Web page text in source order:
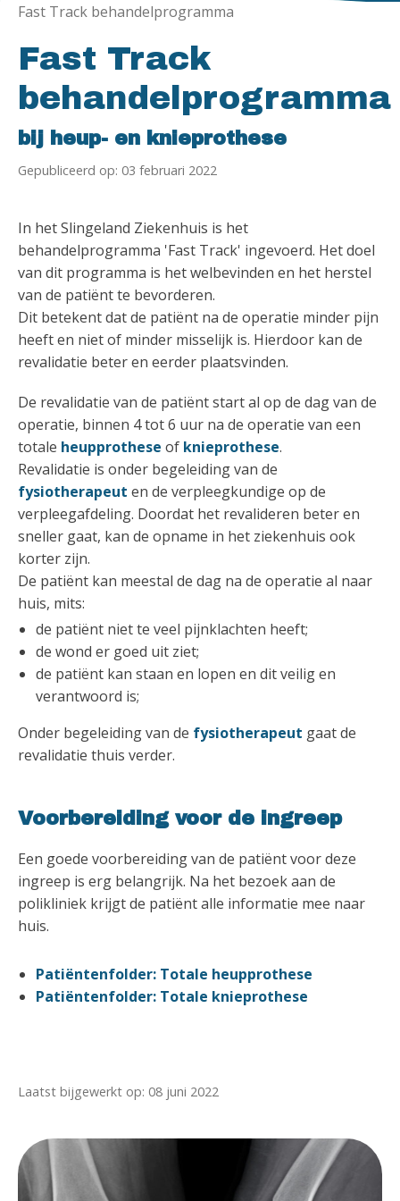
Fast Track behandelprogramma
Fast Track
behandelprogramma
bij heup- en knieprothese
Gepubliceerd op: 03 februari 2022
In het Slingeland Ziekenhuis is het
behandelprogramma 'Fast Track' ingevoerd. Het doel
van dit programma is het welbevinden en het herstel
van de patiënt te bevorderen.
Dit betekent dat de patiënt na de operatie minder pijn
heeft en niet of minder misselijk is. Hierdoor kan de
revalidatie beter en eerder plaatsvinden.
De revalidatie van de patiënt start al op de dag van de
operatie, binnen 4 tot 6 uur na de operatie van een
totale heupprothese of knieprothese.
Revalidatie is onder begeleiding van de
fysiotherapeut en de verpleegkundige op de
verpleegafdeling. Doordat het revalideren beter en
sneller gaat, kan de opname in het ziekenhuis ook
korter zijn.
De patiënt kan meestal de dag na de operatie al naar
huis, mits:
de patiënt niet te veel pijnklachten heeft;
de wond er goed uit ziet;
de patiënt kan staan en lopen en dit veilig en
verantwoord is;
Onder begeleiding van de fysiotherapeut gaat de
revalidatie thuis verder.
Voorbereiding voor de ingreep
Een goede voorbereiding van de patiënt voor deze
ingreep is erg belangrijk. Na het bezoek aan de
polikliniek krijgt de patiënt alle informatie mee naar
huis.
Patiëntenfolder: Totale heupprothese
Patiëntenfolder: Totale knieprothese
Laatst bijgewerkt op: 08 juni 2022